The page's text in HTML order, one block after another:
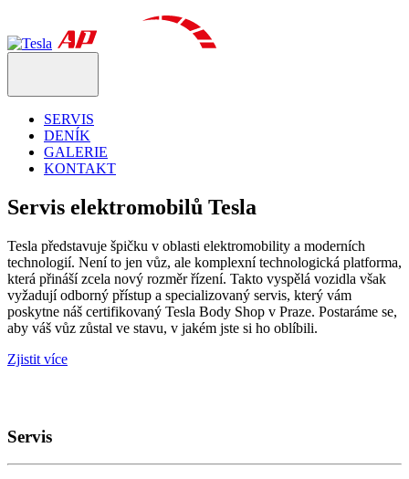
SERVIS
DENÍK
GALERIE
KONTAKT
Servis elektromobilů Tesla
Tesla představuje špičku v oblasti elektromobility a moderních
technologií. Není to jen vůz, ale komplexní technologická platforma,
která přináší zcela nový rozměr řízení. Takto vyspělá vozidla však
vyžadují odborný přístup a specializovaný servis, který vám
poskytne náš certifikovaný Tesla Body Shop v Praze. Postaráme se,
aby váš vůz zůstal ve stavu, v jakém jste si ho oblíbili.
Zjistit více
Servis